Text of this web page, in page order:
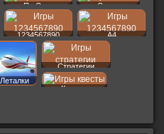
По Сети Стелс
1234567890 A4
Леталки
Стратегии
Квесты